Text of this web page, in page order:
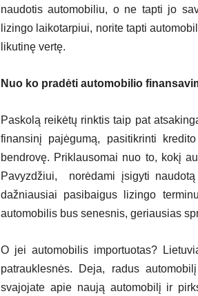
naudotis automobiliu, o ne tapti jo
lizingo laikotarpiui, norite tapti
likutinę vertę.
Nuo ko pradėti automobilio
Paskolą reikėtų rinktis taip pat
finansinį pajėgumą, pasitikrinti
bendrovę. Priklausomai nuo to, kokį
Pavyzdžiui, norėdami įsigyti
dažniausiai pasibaigus lizingo
automobilis bus senesnis, geriausias
O jei automobilis importuotas?
patrauklesnės. Deja, radus
svajojate apie naują automobilį ir